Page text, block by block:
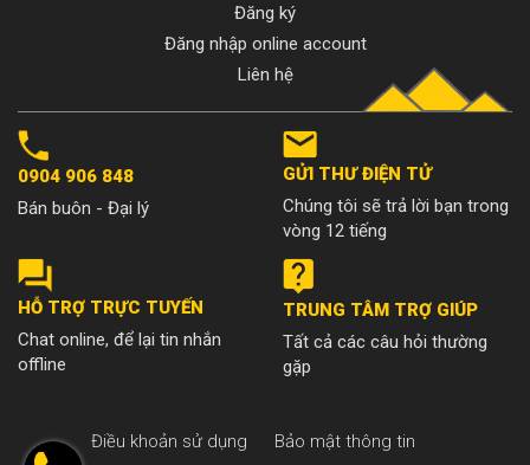
Đăng ký
Đăng nhập online account
Liên hệ
0904 906 848
Bán buôn - Đại lý
GỬI THƯ ĐIỆN TỬ
Chúng tôi sẽ trả lời bạn trong
vòng 12 tiếng
HỖ TRỢ TRỰC TUYẾN
Chat online, để lại tin nhắn
offline
TRUNG TÂM TRỢ GIÚP
Tất cả các câu hỏi thường
gặp
Điều khoản sử dụng
Bảo mật thông tin